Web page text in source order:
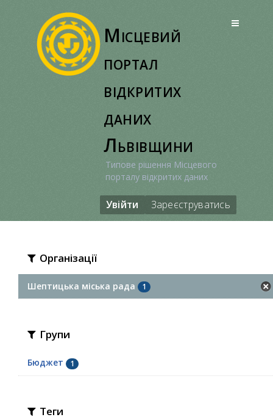
Місцевий
портал
відкритих
даних
Львівщини
Типове рішення Місцевого
порталу відкритих даних
Увійти Зареєструватись
Організації
Шептицька міська рада 1
Групи
Бюджет 1
Теги